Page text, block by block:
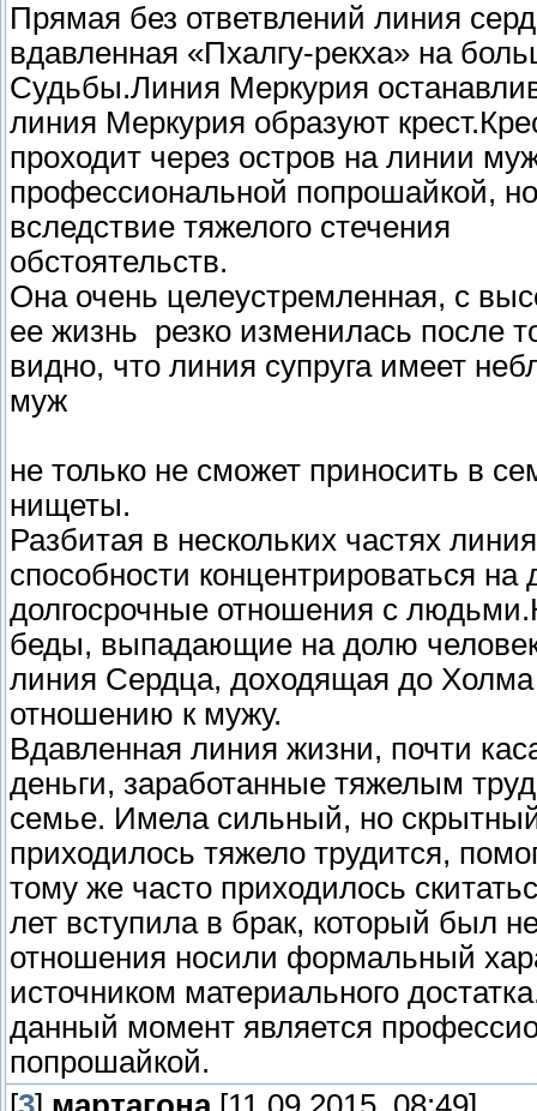
Прямая без ответвлений линия
вдавленная «Пхалгу-рекха» на
Судьбы.Линия Меркурия
линия Меркурия образуют
проходит через остров на линии
профессиональной попрошайкой,
вследствие тяжелого стечения
обстоятельств.
Она очень целеустремленная, с
ее жизнь резко изменилась после
видно, что линия супруга имеет
муж
не только не сможет приносить в
нищеты.
Разбитая в нескольких частях
способности концентрироваться на
долгосрочные отношения с
беды, выпадающие на долю
линия Сердца, доходящая до Холма
отношению к мужу.
Вдавленная линия жизни, почти
деньги, заработанные тяжелым
семье. Имела сильный, но
приходилось тяжело трудится,
тому же часто приходилось
лет вступила в брак, который был
отношения носили формальный
источником материального
данный момент является
попрошайкой.